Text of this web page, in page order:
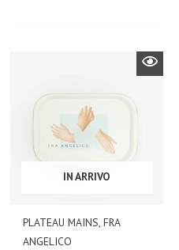
IN ARRIVO
PLATEAU MAINS, FRA
ANGELICO